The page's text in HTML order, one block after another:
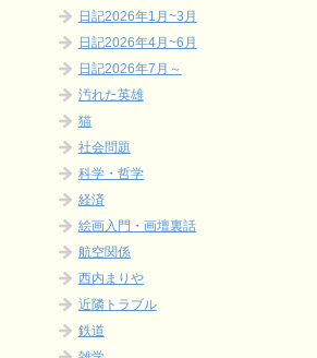
日記2026年1月~3月
日記2026年4月~6月
日記2026年7月～
汚れた英雄
猫
社会問題
科学・哲学
経済
絵画入門・画壇裏話
航空関係
西内まりや
近隣トラブル
鉄道